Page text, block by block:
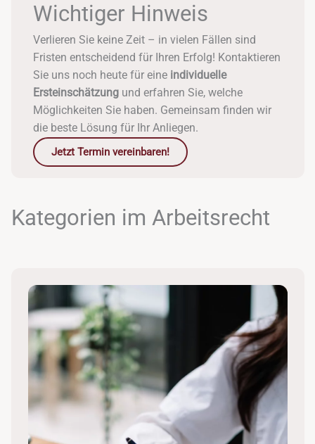
Wichtiger Hinweis
Verlieren Sie keine Zeit – in vielen Fällen sind
Fristen entscheidend für Ihren Erfolg! Kontaktieren
Sie uns noch heute für eine individuelle
Ersteinschätzungund erfahren Sie, welche
Möglichkeiten Sie haben. Gemeinsam finden wir
die beste Lösung für Ihr Anliegen.
Jetzt Termin vereinbaren!
Kategorien im Arbeitsrecht